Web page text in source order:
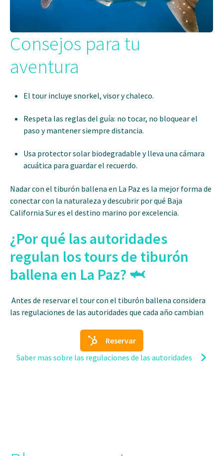
Consejos para tu
aventura
El tour incluye snorkel, visor y chaleco.
Respeta las reglas del guía: no tocar, no bloquear el
paso y mantener siempre distancia.
Usa protector solar biodegradable y lleva una cámara
acuática para guardar el recuerdo.
Nadar con el tiburón ballena en La Paz es la mejor forma de
conectar con la naturaleza y descubrir por qué Baja
California Sur es el destino marino por excelencia.
¿Por qué las autoridades
regulan los tours de tiburón
ballena en La Paz? 🦈
Antes de reservar el tour con el tiburón ballena considera
las regulaciones de las autoridades que cada año cambian
Reservar
Saber mas sobre las regulaciones de las autoridades